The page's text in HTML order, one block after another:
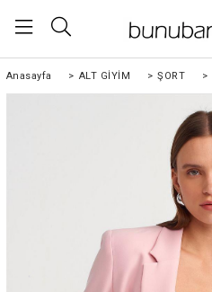
Anasayfa > ALT GİYİM > ŞORT >